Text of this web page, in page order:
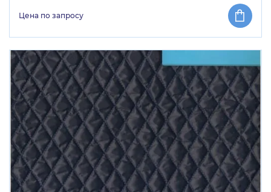
Цена по запросу